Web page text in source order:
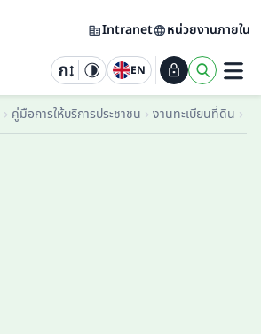
Intranet หน่วยงานภายใน
EN
คู่มือการให้บริการประชาชน งานทะเบียนที่ดิน